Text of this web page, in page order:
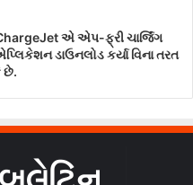
એ એપ-ફ્રી ચાર્જિંગ
ડાઉનલોડ કર્યા વિના તરત
છે.